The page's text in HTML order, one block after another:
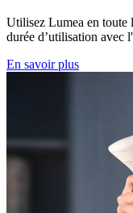
Utilisez Lumea en toute
durée d’utilisation avec
En savoir plus